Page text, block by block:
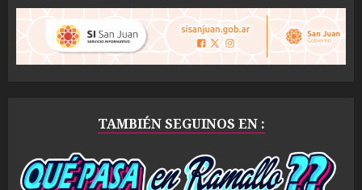
TAMBIÉN SEGUINOS EN :